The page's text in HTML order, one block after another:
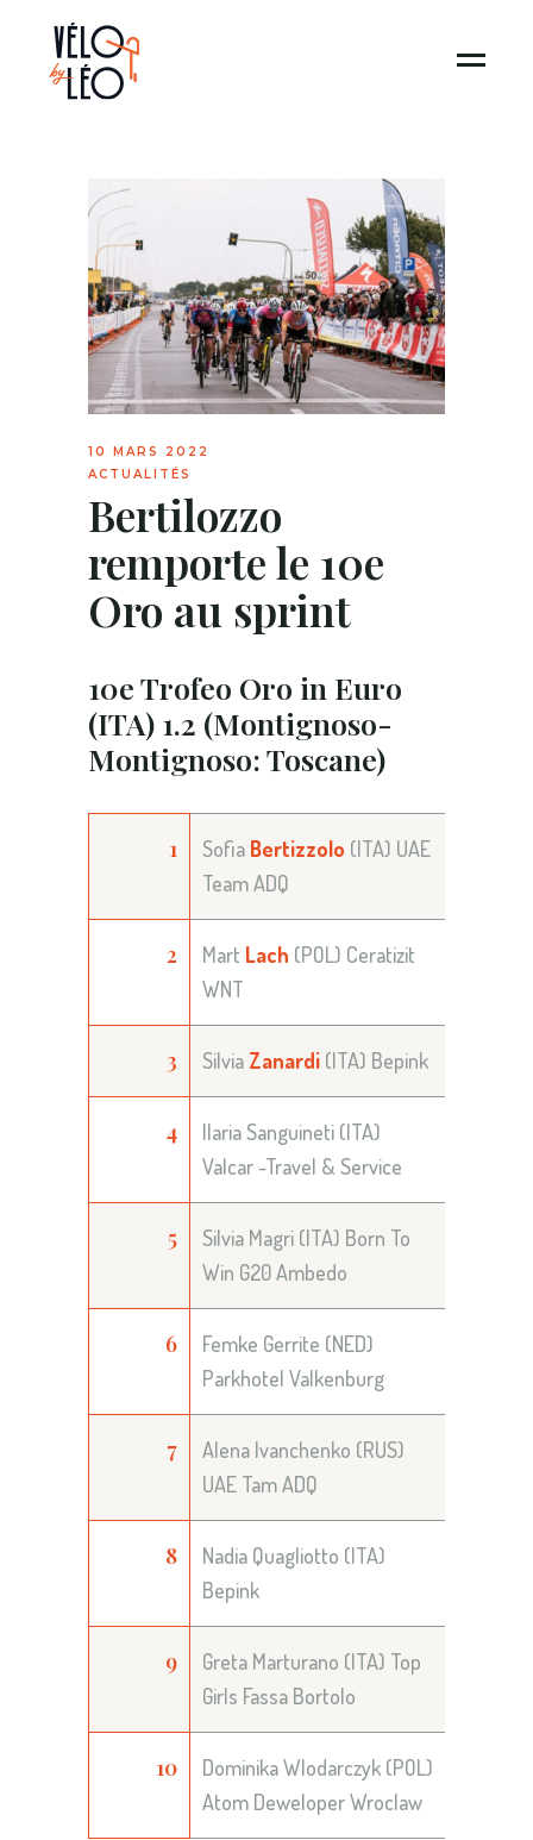
10 MARS 2022
ACTUALITÉS
Bertilozzo
remporte le 10e
Oro au sprint
10e Trofeo Oro in Euro
(ITA) 1.2 (Montignoso-
Montignoso: Toscane)
1 Sofia Bertizzolo (ITA) UAE
Team ADQ
2 Mart Lach (POL) Ceratizit
WNT
3 Silvia Zanardi (ITA) Bepink
4
Ilaria Sanguineti (ITA)
Valcar -Travel & Service
5
Silvia Magri (ITA) Born To
Win G20 Ambedo
6
Femke Gerrite (NED)
Parkhotel Valkenburg
7
Alena Ivanchenko (RUS)
UAE Tam ADQ
8
Nadia Quagliotto (ITA)
Bepink
9
Greta Marturano (ITA) Top
Girls Fassa Bortolo
10
Dominika Wlodarczyk (POL)
Atom Deweloper Wroclaw